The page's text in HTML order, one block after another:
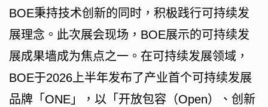
BOE秉持技术创新的同时，积极践行可持续发
展理念。此次展会现场，BOE展示的可持续发
展成果墙成为焦点之一。在可持续发展领域，
BOE于2026上半年发布了产业首个可持续发展
品牌「ONE」，以「开放包容（Open）、创新